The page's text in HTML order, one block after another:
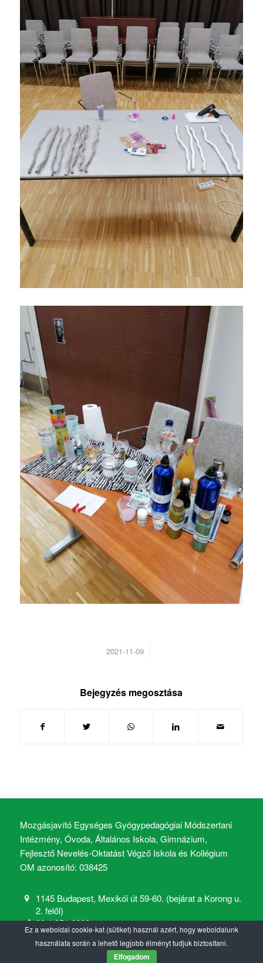
2021-11-09
/
Bejegyzés megosztása
Mozgásjavító Egységes Gyógypedagógiai Módszertani
Intézmény, Óvoda, Általános Iskola, Gimnázium,
Fejlesztő Nevelés-Oktatást Végző Iskola és Kollégium
OM azonosító: 038425
1145 Budapest, Mexikói út 59-60. (bejárat a Korong u.
2. felől)
06 1 251 6900
mozgasjavito@mozgasjavito.com
Ez a weboldal cookie-kat (sütiket) használ azért, hogy weboldalunk
használata során a lehető legjobb élményt tudjuk biztosítani.
Elfogadom